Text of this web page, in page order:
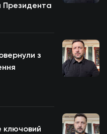
Президента
з
ключовий